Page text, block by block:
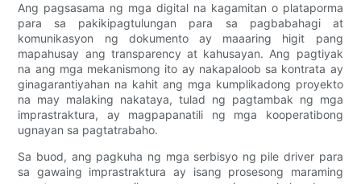
Ang pagsasama ng mga digital na kagamitan o plataporma
para sa pakikipagtulungan para sa pagbabahagi at
komunikasyon ng dokumento ay maaaring higit pang
mapahusay ang transparency at kahusayan. Ang pagtiyak
na ang mga mekanismong ito ay nakapaloob sa kontrata ay
ginagarantiyahan na kahit ang mga kumplikadong proyekto
na may malaking nakataya, tulad ng pagtambak ng mga
imprastraktura, ay magpapanatili ng mga kooperatibong
ugnayan sa pagtatrabaho.
Sa buod, ang pagkuha ng mga serbisyo ng pile driver para
sa gawaing imprastraktura ay isang prosesong maraming